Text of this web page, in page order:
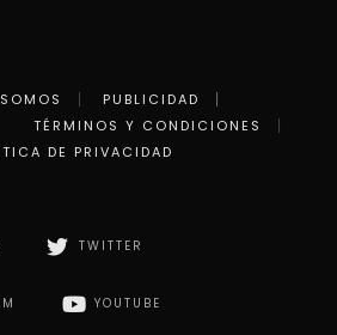
PUBLICIDAD
TÉRMINOS Y CONDICIONES
DE PRIVACIDAD
TWITTER
YOUTUBE